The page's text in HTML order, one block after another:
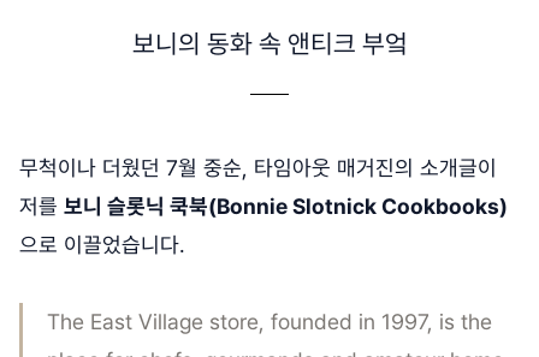
보니의 동화 속 앤티크 부엌
무척이나 더웠던 7월 중순, 타임아웃 매거진의 소개글이
저를 보니 슬롯닉 쿡북(Bonnie Slotnick Cookbooks)
으로 이끌었습니다.
The East Village store, founded in 1997, is the